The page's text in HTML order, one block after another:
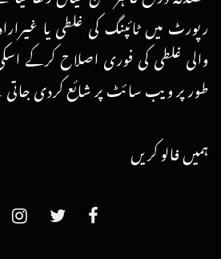
رپورٹ میں ٹائپنگ کی غلطی یا
والی غلطی کی فوری اصلاح کرکے
طور پر ویب سائٹ پر شائع کردی
ہمیں فالو کریں